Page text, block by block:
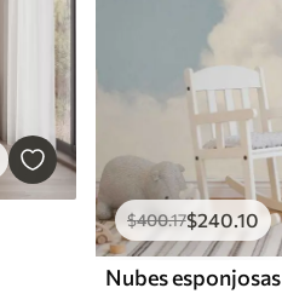
$400.17$240.10
Nubes esponjosas